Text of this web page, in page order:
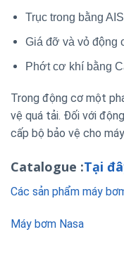
Trục trong bằng
Giá đỡ và vỏ động
Phớt cơ khí bằng
Trong động cơ một
vệ quá tải. Đối với
cấp bộ bảo vệ cho
Catalogue :Tại
Các sản phẩm máy
Máy bơm Nasa